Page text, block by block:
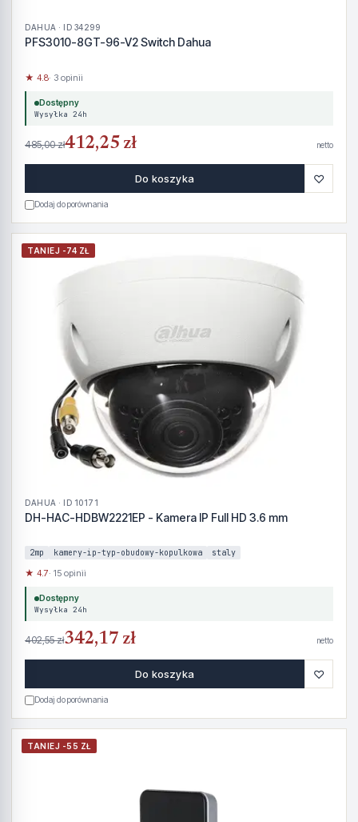
DAHUA · ID 34299
PFS3010-8GT-96-V2 Switch Dahua
★ 4.8· 3 opinii
Dostępny
Wysyłka 24h
485,00 zł412,25 zł netto
Do koszyka ♡
Dodaj do porównania
TANIEJ -74 ZŁ
DAHUA · ID 10171
DH-HAC-HDBW2221EP - Kamera IP Full HD 3.6 mm
2mp kamery-ip-typ-obudowy-kopulkowa staly
★ 4.7· 15 opinii
Dostępny
Wysyłka 24h
402,55 zł342,17 zł netto
Do koszyka ♡
Dodaj do porównania
TANIEJ -55 ZŁ